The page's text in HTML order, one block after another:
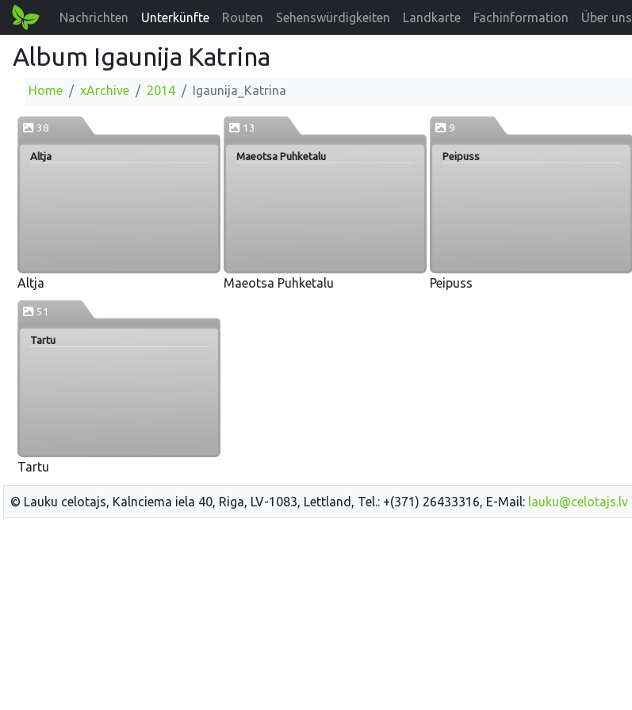
Nachrichten Unterkünfte Routen Sehenswürdigkeiten Landkarte Fachinformation Über uns
Album Igaunija Katrina
Home xArchive 2014 Igaunija_Katrina
38
Altja
Altja
13
Maeotsa Puhketalu
Maeotsa Puhketalu
9
Peipuss
Peipuss
51
Tartu
Tartu
© Lauku celotajs, Kalnciema iela 40, Riga, LV-1083, Lettland, Tel.: +(371) 26433316, E-Mail: lauku@celotajs.lv